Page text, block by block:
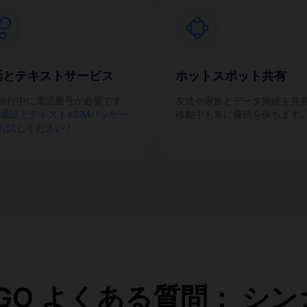
テキストサービス
通話とテキストeSIMパッケー
試しください！
ホットスポット共有
よくある質問： シン